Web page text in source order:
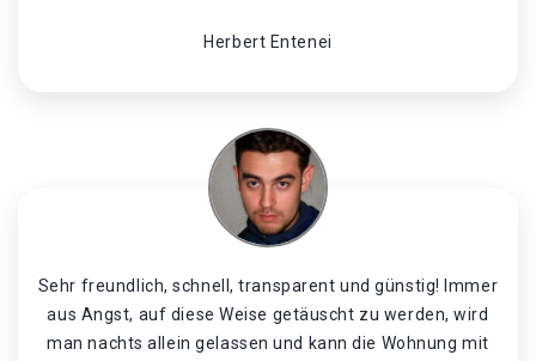
Herbert Entenei
Sehr freundlich, schnell, transparent und günstig! Immer
aus Angst, auf diese Weise getäuscht zu werden, wird
man nachts allein gelassen und kann die Wohnung mit